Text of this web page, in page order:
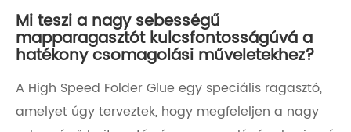
Mi teszi a nagy sebességű
mapparagasztót kulcsfontosságúvá a
hatékony csomagolási műveletekhez?
A High Speed ​​Folder Glue egy speciális ragasztó,
amelyet úgy terveztek, hogy megfeleljen a nagy